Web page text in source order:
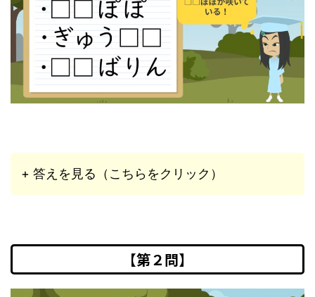
+ 答えを見る（こちらをクリック）
【第２問】